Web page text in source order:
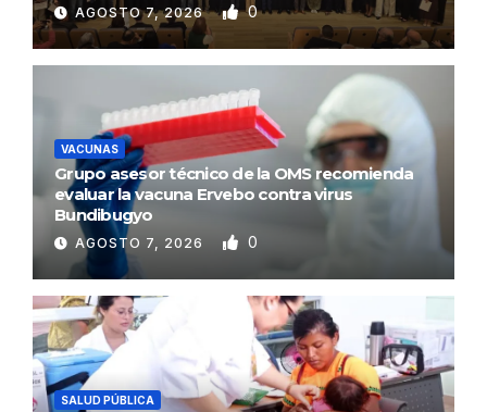
AGOSTO 7, 2026 0
VACUNAS
Grupo asesor técnico de la OMS recomienda
evaluar la vacuna Ervebo contra virus
Bundibugyo
AGOSTO 7, 2026 0
SALUD PÚBLICA